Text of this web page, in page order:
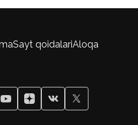
Sayt qoidalariAloqa